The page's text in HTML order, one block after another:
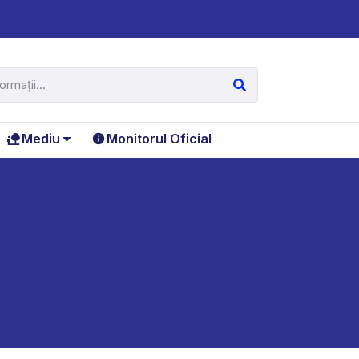
Mediu Monitorul Oficial